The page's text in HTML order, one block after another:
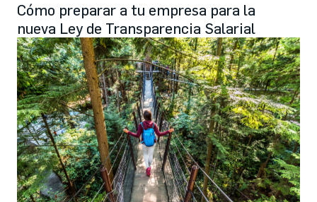
Cómo preparar a tu empresa para la
nueva Ley de Transparencia Salarial